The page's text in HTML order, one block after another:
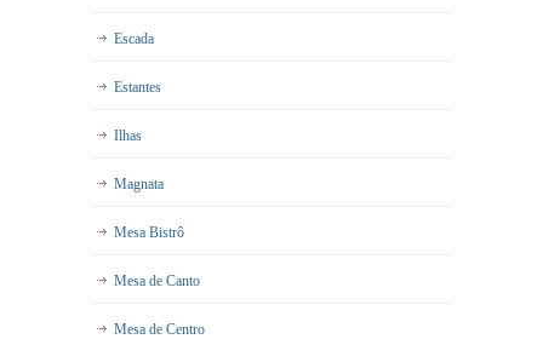
Escada
Estantes
Ilhas
Magnata
Mesa Bistrô
Mesa de Canto
Mesa de Centro